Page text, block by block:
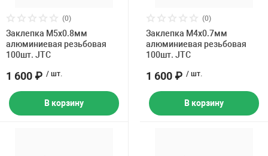
(0)
Заклепка M5х0.8мм
алюминиевая резьбовая
100шт. JTC
1 600 ₽ / шт.
В корзину
(0)
Заклепка M4x0.7мм
алюминиевая резьбовая
100шт. JTC
1 600 ₽ / шт.
В корзину